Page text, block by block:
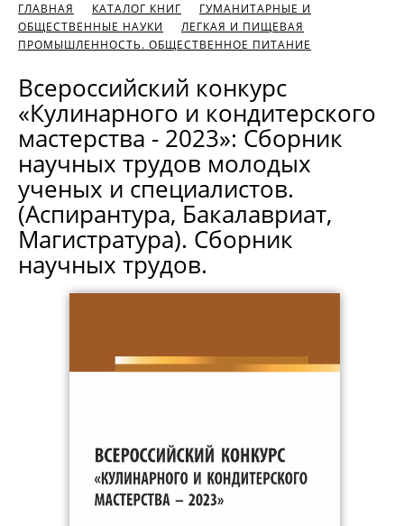
ГЛАВНАЯ КАТАЛОГ КНИГ
ГУМАНИТАРНЫЕ И
ОБЩЕСТВЕННЫЕ НАУКИ
ЛЕГКАЯ И ПИЩЕВАЯ
ПРОМЫШЛЕННОСТЬ. ОБЩЕСТВЕННОЕ ПИТАНИЕ
Всероссийский конкурс
«Кулинарного и кондитерского
мастерства - 2023»: Сборник
научных трудов молодых
ученых и специалистов.
(Аспирантура, Бакалавриат,
Магистратура). Сборник
научных трудов.